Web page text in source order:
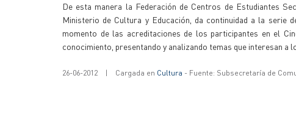
De esta manera la Federación de Centros de Estudiantes
Ministerio de Cultura y Educación, da continuidad a la serie
momento de las acreditaciones de los participantes en el
conocimiento, presentando y analizando temas que interesan a
26-06-2012 | Cargada en Cultura - Fuente: Subsecretaría de